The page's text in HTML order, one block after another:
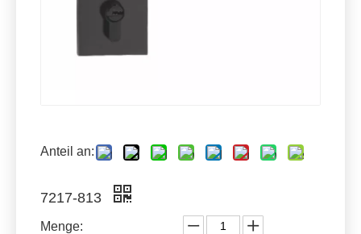
Anteil an:
7217-813
Menge: